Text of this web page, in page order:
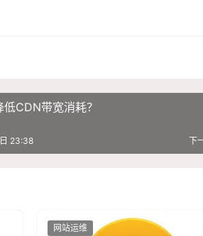
CDN带宽消耗？
下
23:38
网站运维